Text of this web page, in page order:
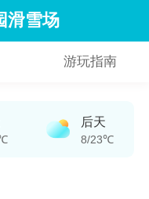
滑雪场
游玩指南
后天
8/23℃